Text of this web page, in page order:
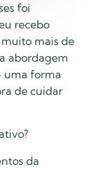
foi
recebo
mais de
abordagem
forma
de cuidar
da